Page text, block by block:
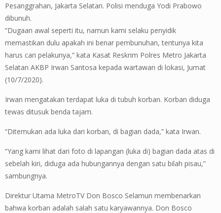
Pesanggrahan, Jakarta Selatan. Polisi menduga Yodi Prabowo
dibunuh.
“Dugaan awal seperti itu, namun kami selaku penyidik
memastikan dulu apakah ini benar pembunuhan, tentunya kita
harus cari pelakunya,” kata Kasat Reskrim Polres Metro Jakarta
Selatan AKBP Irwan Santosa kepada wartawan di lokasi, Jumat
(10/7/2020).
Irwan mengatakan terdapat luka di tubuh korban. Korban diduga
tewas ditusuk benda tajam.
“Ditemukan ada luka dari korban, di bagian dada,” kata Irwan.
“Yang kami lihat dari foto di lapangan (luka di) bagian dada atas di
sebelah kiri, diduga ada hubungannya dengan satu bilah pisau,”
sambungnya.
Direktur Utama MetroTV Don Bosco Selamun membenarkan
bahwa korban adalah salah satu karyawannya. Don Bosco